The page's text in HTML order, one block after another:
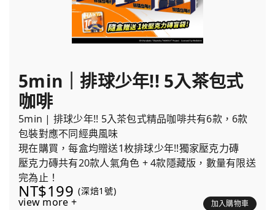
5min｜排球少年!! 5入茶包式
咖啡
5min | 排球少年!! 5入茶包式精品咖啡共有6款，6款
包裝對應不同經典風味
現在購買，每盒均贈送1枚排球少年!!獨家壓克力磚
壓克力磚共有20款人氣角色 + 4款隱藏版，數量有限送
完為止！
NT$199 (深焙1號)
view more + 加入購物車